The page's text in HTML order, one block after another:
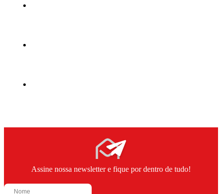
Assine nossa newsletter e fique por dentro de tudo!